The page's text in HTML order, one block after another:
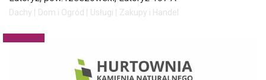
Dachy Dom i Ogród Usługi Zakupy i Handel